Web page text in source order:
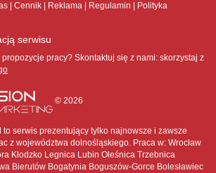
Cennik Reklama Regulamin
Polityka
serwisu
pracy? Skontaktuj się z nami: skorzystaj z
© 2026
to serwis prezentujący tylko najnowsze i zawsze
z województwa dolnośląskiego. Praca w: Wrocław
Kłodzko Legnica Lubin Oleśnica Trzebnica
Bierutów Bogatynia Boguszów-Gorce Bolesławiec